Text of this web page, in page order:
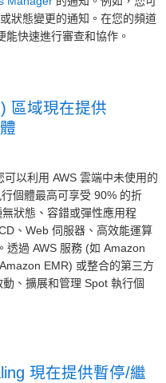
狀態變更的通知。在您的頻道
快速進行審查和協作。
區域現在提供
可以利用 AWS 雲端中未使用的
個體最高可享受 90% 的折
狀態、容錯或彈性應用程
、Web 伺服器、高效能運算
透過 AWS 服務 (如 Amazon
EMR) 或整合的第三方
、擴展和管理 Spot 執行個
現在提供暫停/繼